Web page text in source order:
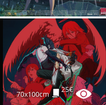
70x100cm
25€
✔